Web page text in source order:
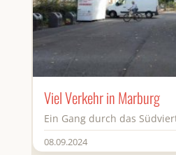
Viel Verkehr in Marburg
Ein Gang durch das
08.09.2024